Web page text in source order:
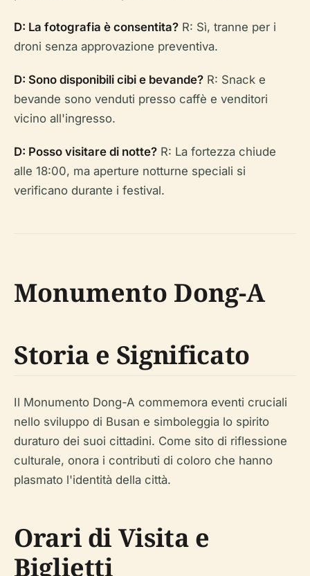
D: La fotografia è consentita? R: Sì, tranne per i
droni senza approvazione preventiva.
D: Sono disponibili cibi e bevande? R: Snack e
bevande sono venduti presso caffè e venditori
vicino all'ingresso.
D: Posso visitare di notte? R: La fortezza chiude
alle 18:00, ma aperture notturne speciali si
verificano durante i festival.
Monumento Dong-A
Storia e Significato
Il Monumento Dong-A commemora eventi cruciali
nello sviluppo di Busan e simboleggia lo spirito
duraturo dei suoi cittadini. Come sito di riflessione
culturale, onora i contributi di coloro che hanno
plasmato l'identità della città.
Orari di Visita e
Biglietti